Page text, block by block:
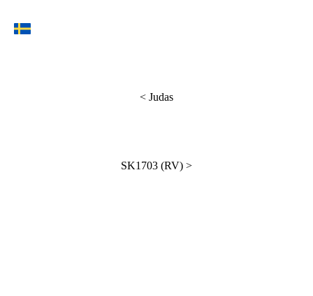
< Judas
SK1703 (RV) >